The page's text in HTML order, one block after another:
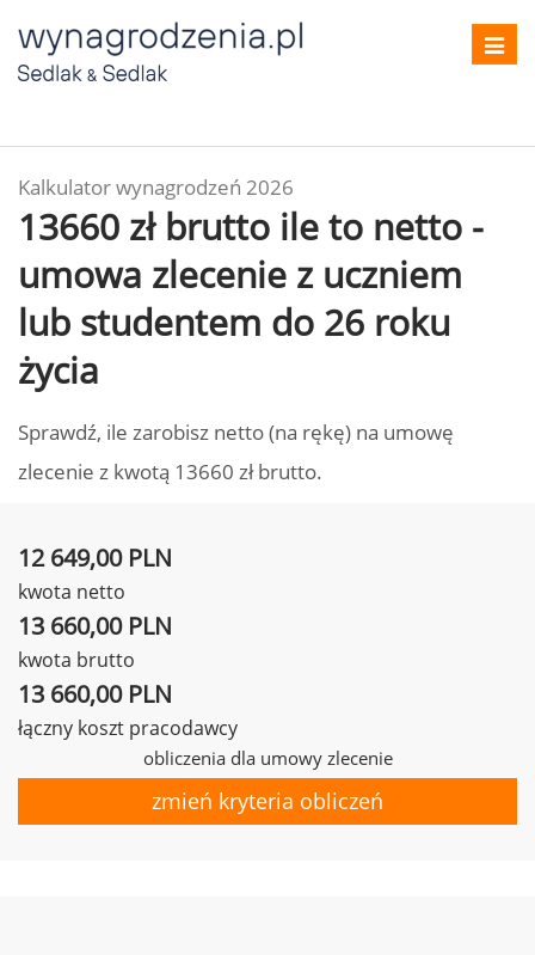
Kalkulator wynagrodzeń 2026
13660 zł brutto ile to netto -
umowa zlecenie z uczniem
lub studentem do 26 roku
życia
Sprawdź, ile zarobisz netto (na rękę) na umowę
zlecenie z kwotą 13660 zł brutto.
12 649,00 PLN
kwota netto
13 660,00 PLN
kwota brutto
13 660,00 PLN
łączny koszt pracodawcy
obliczenia dla umowy zlecenie
zmień kryteria obliczeń